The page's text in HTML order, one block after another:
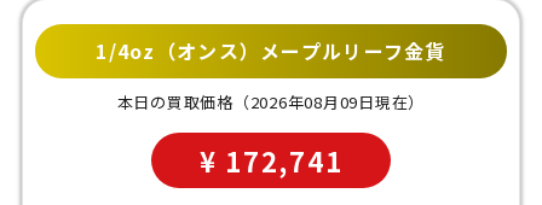
1/4oz（オンス）メープルリーフ金貨
本日の買取価格 （2026年08月09日現在）
¥ 172,741